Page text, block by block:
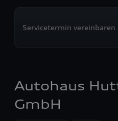
Servicetermin vereinbaren
Autohaus
GmbH